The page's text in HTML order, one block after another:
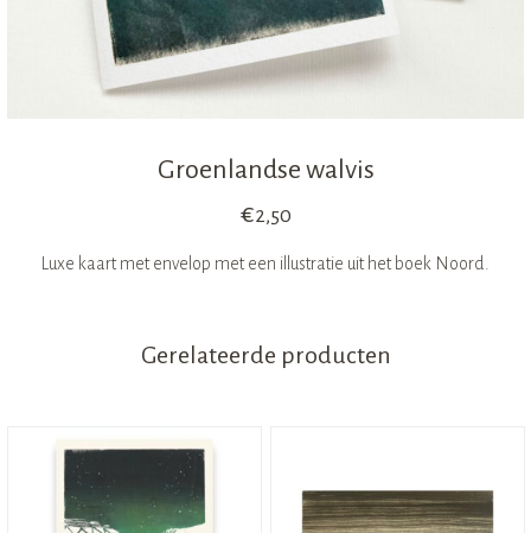
Groenlandse walvis
€2,50
Luxe kaart met envelop met een illustratie uit het boek Noord.
Gerelateerde producten